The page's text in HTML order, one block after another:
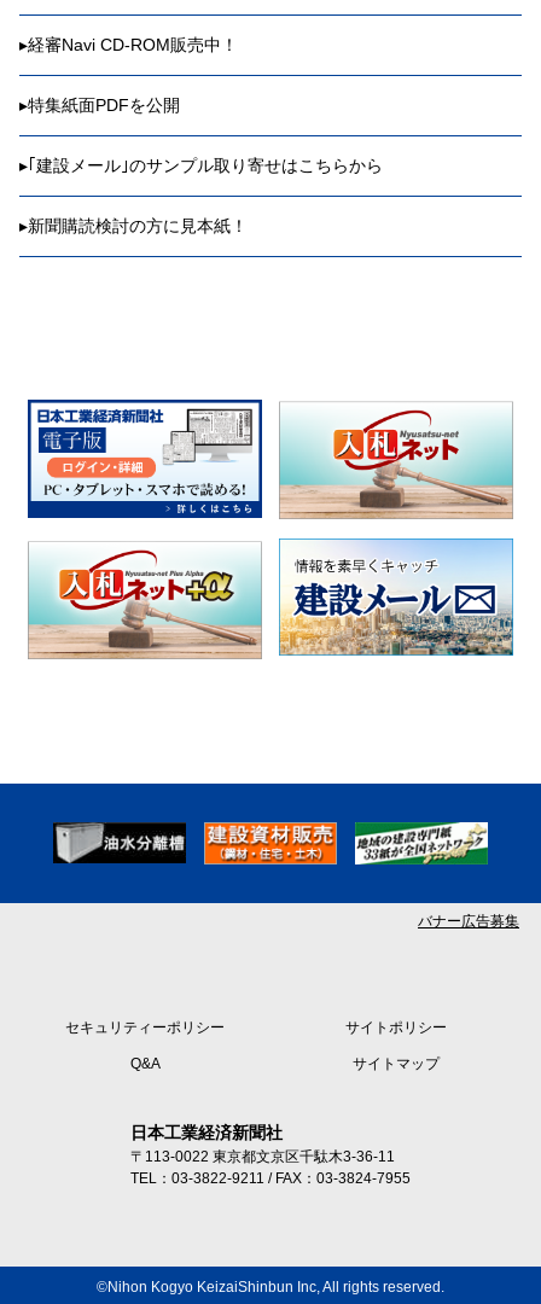
▸経審Navi CD-ROM販売中！
▸特集紙面PDFを公開
▸ ｢建設メール｣のサンプル取り寄せはこちらから
▸新聞購読検討の方に見本紙！
バナー広告募集
セキュリティーポリシー サイトポリシー
Q&A サイトマップ
日本工業経済新聞社
〒113-0022 東京都文京区千駄木3-36-11
TEL：03-3822-9211 / FAX：03-3824-7955
©Nihon Kogyo KeizaiShinbun Inc, All rights reserved.